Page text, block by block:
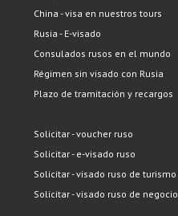
China - visa en nuestros tours
Rusia - E-visado
Consulados rusos en el mundo
Régimen sin visado con Rusia
Plazo de tramitación y recargos
Solicitar - voucher ruso
Solicitar - e-visado ruso
Solicitar - visado ruso de turismo
Solicitar - visado ruso de negocio